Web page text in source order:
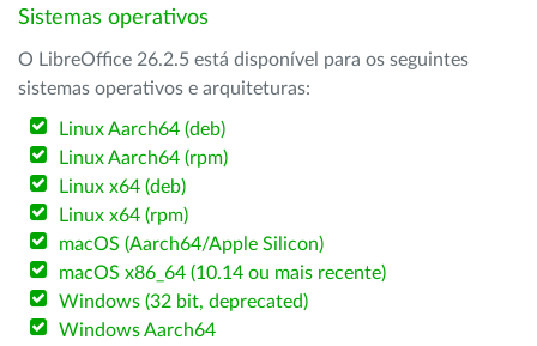
Sistemas operativos
O LibreOffice 26.2.5 está disponível para os seguintes
sistemas operativos e arquiteturas:
Linux Aarch64 (deb)
Linux Aarch64 (rpm)
Linux x64 (deb)
Linux x64 (rpm)
macOS (Aarch64/Apple Silicon)
macOS x86_64 (10.14 ou mais recente)
Windows (32 bit, deprecated)
Windows Aarch64